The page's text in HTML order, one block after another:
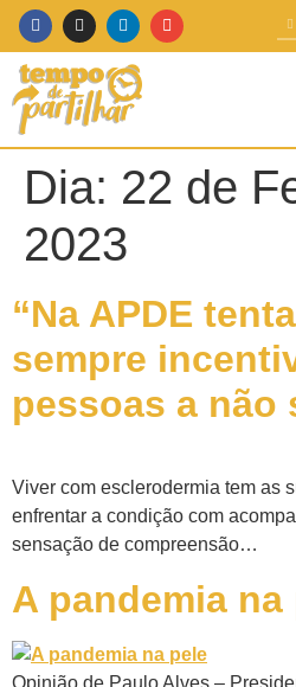
Dia: 22 de
2023
“Na APDE
sempre
pessoas a não
Viver com esclerodermia tem as
enfrentar a condição com
sensação de compreensão…
A pandemia na
Opinião de Paulo Alves –